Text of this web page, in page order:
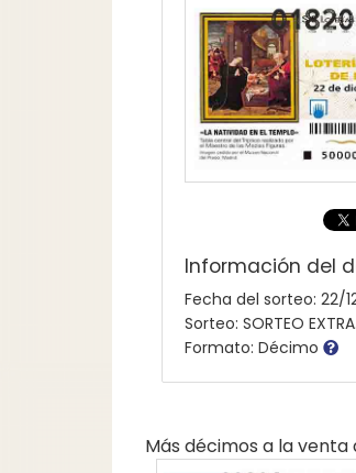
Información del
Fecha del sorteo: 22/
Sorteo: SORTEO
Formato: Décimo
Más décimos a la venta